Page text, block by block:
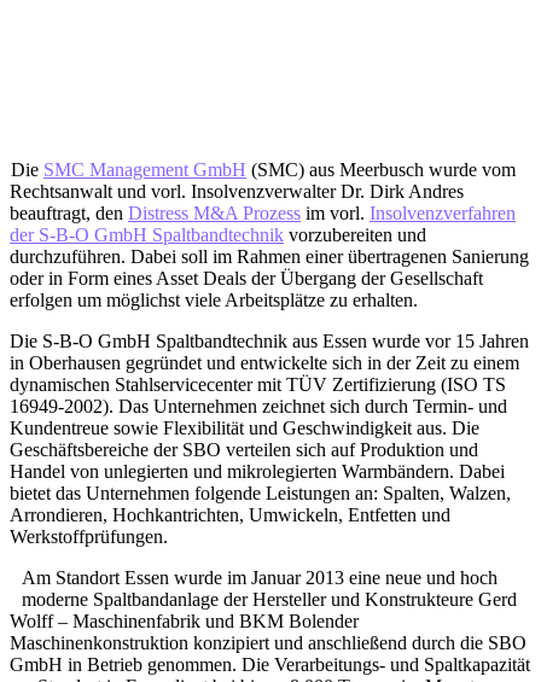
Die SMC Management GmbH (SMC) aus Meerbusch wurde vom
Rechtsanwalt und vorl. Insolvenzverwalter Dr. Dirk Andres
beauftragt, den Distress M&A Prozess im vorl. Insolvenzverfahren
der S-B-O GmbH Spaltbandtechnik vorzubereiten und
durchzuführen. Dabei soll im Rahmen einer übertragenen Sanierung
oder in Form eines Asset Deals der Übergang der Gesellschaft
erfolgen um möglichst viele Arbeitsplätze zu erhalten.
Die S-B-O GmbH Spaltbandtechnik aus Essen wurde vor 15 Jahren
in Oberhausen gegründet und entwickelte sich in der Zeit zu einem
dynamischen Stahlservicecenter mit TÜV Zertifizierung (ISO TS
16949-2002). Das Unternehmen zeichnet sich durch Termin- und
Kundentreue sowie Flexibilität und Geschwindigkeit aus. Die
Geschäftsbereiche der SBO verteilen sich auf Produktion und
Handel von unlegierten und mikrolegierten Warmbändern. Dabei
bietet das Unternehmen folgende Leistungen an: Spalten, Walzen,
Arrondieren, Hochkantrichten, Umwickeln, Entfetten und
Werkstoffprüfungen.
Am Standort Essen wurde im Januar 2013 eine neue und hoch
moderne Spaltbandanlage der Hersteller und Konstrukteure Gerd
Wolff – Maschinenfabrik und BKM Bolender
Maschinenkonstruktion konzipiert und anschließend durch die SBO
GmbH in Betrieb genommen. Die Verarbeitungs- und Spaltkapazität